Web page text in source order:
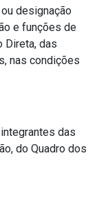
designação
e funções de
Direta, das
nas condições
das
do Quadro dos